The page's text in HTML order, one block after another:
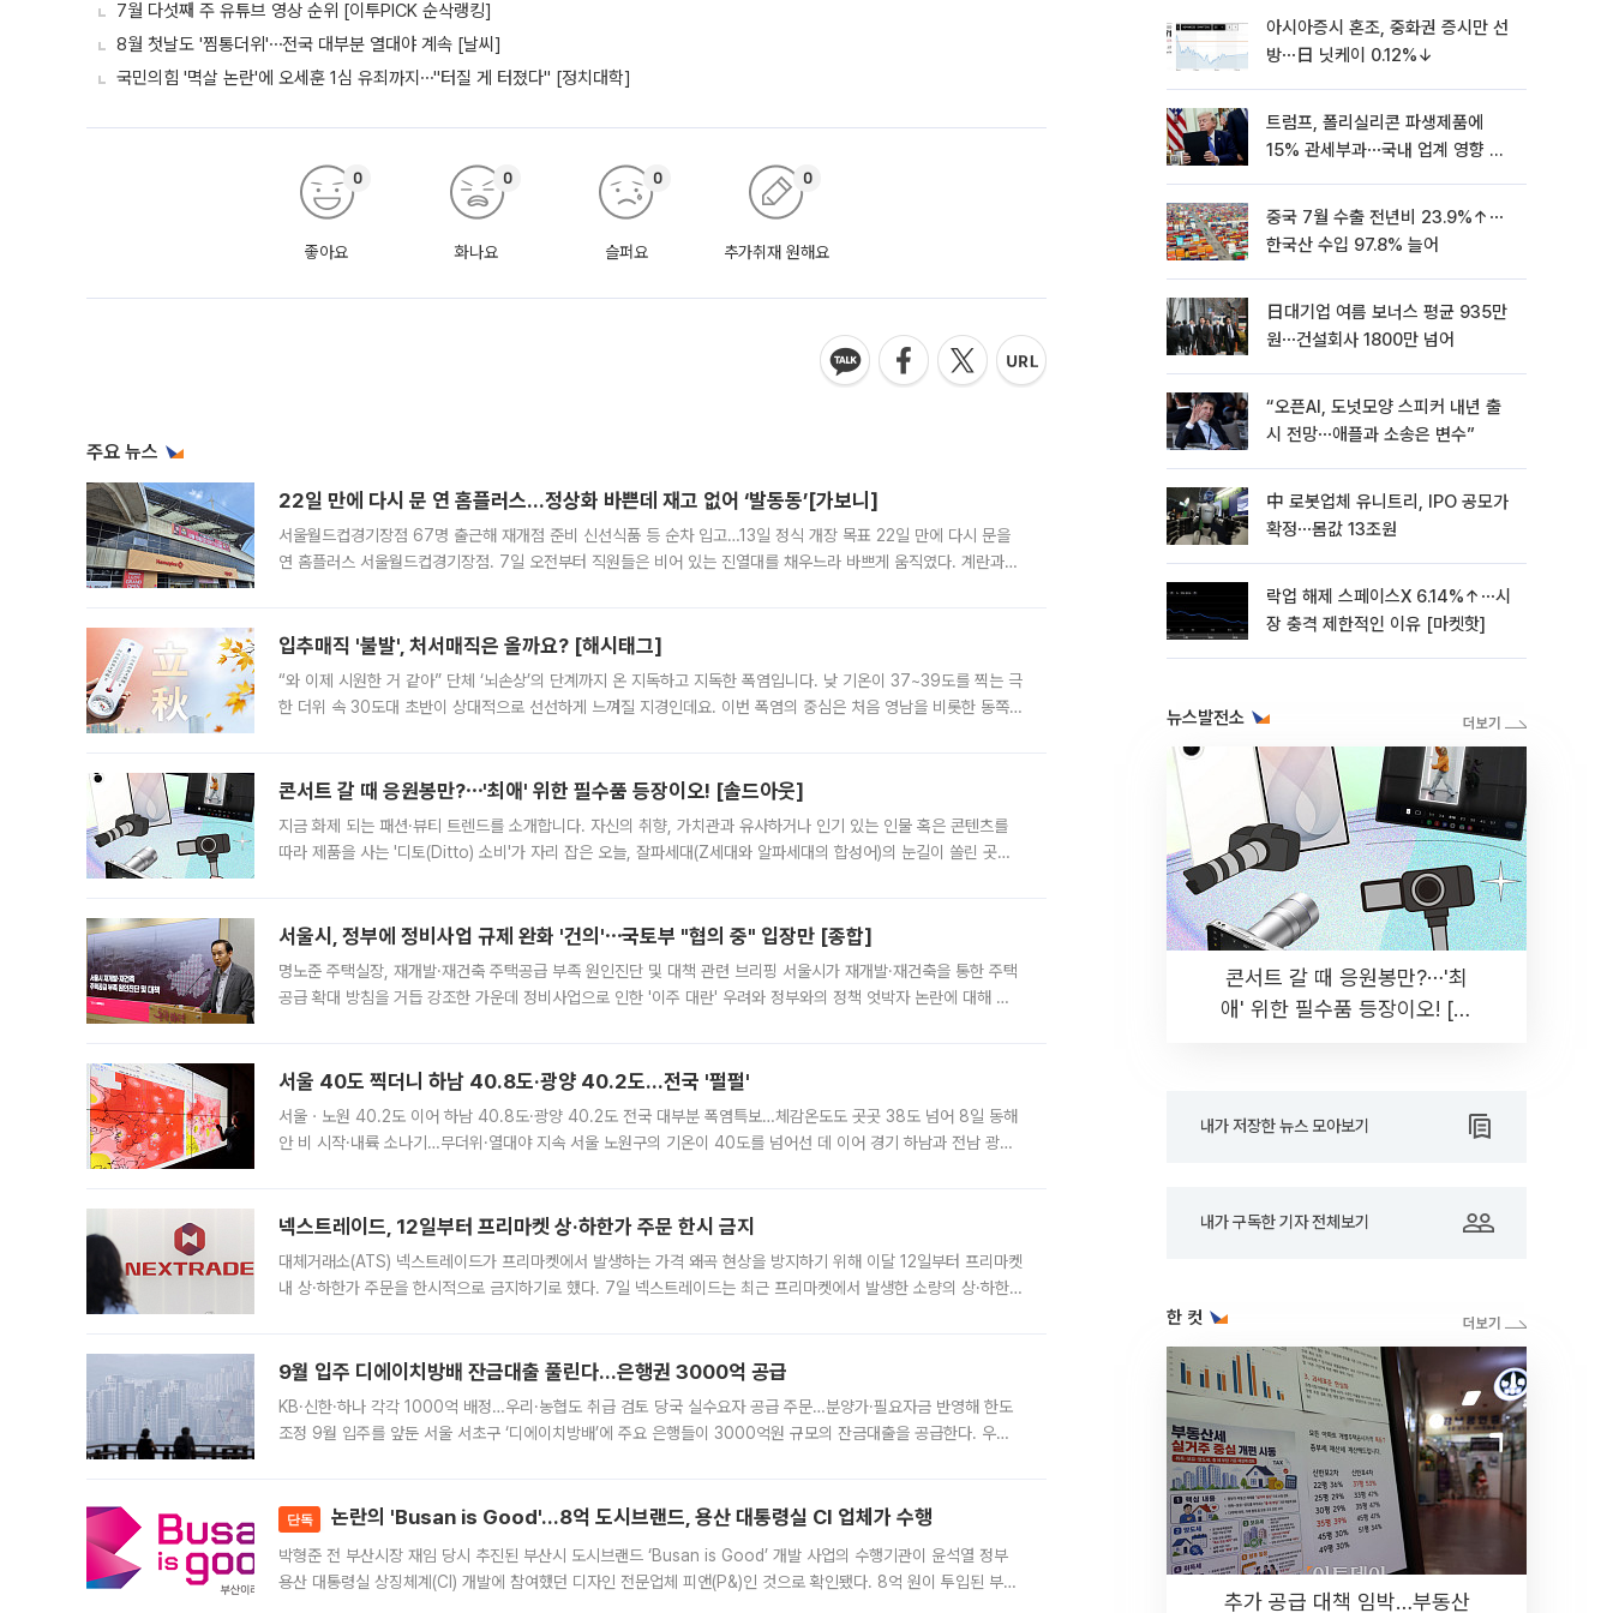
7월 다섯째 주 유튜브 영상 순위 [이투PICK 순삭랭킹]
8월 첫날도 '찜통더위'⋯전국 대부분 열대야 계속 [날씨]
국민의힘 '멱살 논란'에 오세훈 1심 유죄까지⋯"터질 게 터졌다" [정치대학]
좋아요
0
화나요
0
슬퍼요
0
추가취재 원해요
0
주요 뉴스
22일 만에 다시 문 연 홈플러스…정상화 바쁜데 재고 없어 ‘발동동’[가보니]
서울월드컵경기장점 67명 출근해 재개점 준비 신선식품 등 순차 입고…13일 정식 개장 목표 22일 만에 다시 문을
연 홈플러스 서울월드컵경기장점. 7일 오전부터 직원들은 비어 있는 진열대를 채우느라 바쁘게 움직였다. 계란과
입추매직 '불발', 처서매직은 올까요? [해시태그]
“와 이제 시원한 거 같아” 단체 ‘뇌손상’의 단계까지 온 지독하고 지독한 폭염입니다. 낮 기온이 37~39도를 찍는 극
한 더위 속 30도대 초반이 상대적으로 선선하게 느껴질 지경인데요. 이번 폭염의 중심은 처음 영남을 비롯한 동쪽
콘서트 갈 때 응원봉만?⋯'최애' 위한 필수품 등장이오! [솔드아웃]
지금 화제 되는 패션·뷰티 트렌드를 소개합니다. 자신의 취향, 가치관과 유사하거나 인기 있는 인물 혹은 콘텐츠를
따라 제품을 사는 '디토(Ditto) 소비'가 자리 잡은 오늘, 잘파세대(Z세대와 알파세대의 합성어)의 눈길이 쏠린 곳은
서울시, 정부에 정비사업 규제 완화 '건의'⋯국토부 "협의 중" 입장만 [종합]
명노준 주택실장, 재개발·재건축 주택공급 부족 원인진단 및 대책 관련 브리핑 서울시가 재개발·재건축을 통한 주택
공급 확대 방침을 거듭 강조한 가운데 정비사업으로 인한 '이주 대란' 우려와 정부와의 정책 엇박자 논란에 대해 정
서울 40도 찍더니 하남 40.8도·광양 40.2도…전국 '펄펄'
서울ㆍ노원 40.2도 이어 하남 40.8도·광양 40.2도 전국 대부분 폭염특보…체감온도도 곳곳 38도 넘어 8일 동해
안 비 시작·내륙 소나기…무더위·열대야 지속 서울 노원구의 기온이 40도를 넘어선 데 이어 경기 하남과 전남 광양
넥스트레이드, 12일부터 프리마켓 상·하한가 주문 한시 금지
대체거래소(ATS) 넥스트레이드가 프리마켓에서 발생하는 가격 왜곡 현상을 방지하기 위해 이달 12일부터 프리마켓
내 상·하한가 주문을 한시적으로 금지하기로 했다. 7일 넥스트레이드는 최근 프리마켓에서 발생한 소량의 상·하한
9월 입주 디에이치방배 잔금대출 풀린다…은행권 3000억 공급
KB·신한·하나 각각 1000억 배정…우리·농협도 취급 검토 당국 실수요자 공급 주문…분양가·필요자금 반영해 한도
조정 9월 입주를 앞둔 서울 서초구 ‘디에이치방배’에 주요 은행들이 3000억원 규모의 잔금대출을 공급한다. 우리
단독 논란의 'Busan is Good'…8억 도시브랜드, 용산 대통령실 CI 업체가 수행
박형준 전 부산시장 재임 당시 추진된 부산시 도시브랜드 ‘Busan is Good’ 개발 사업의 수행기관이 윤석열 정부
용산 대통령실 상징체계(CI) 개발에 참여했던 디자인 전문업체 피앤(P&)인 것으로 확인됐다. 8억 원이 투입된 부산
아시아증시 혼조, 중화권 증시만 선
방⋯日 닛케이 0.12%↓
트럼프, 폴리실리콘 파생제품에
15% 관세부과⋯국내 업계 영향 촉
중국 7월 수출 전년비 23.9%↑⋯
한국산 수입 97.8% 늘어
日대기업 여름 보너스 평균 935만
원⋯건설회사 1800만 넘어
“오픈AI, 도넛모양 스피커 내년 출
시 전망⋯애플과 소송은 변수”
中 로봇업체 유니트리, IPO 공모가
확정⋯몸값 13조원
락업 해제 스페이스X 6.14%↑⋯시
장 충격 제한적인 이유 [마켓핫]
뉴스발전소
콘서트 갈 때 응원봉만?⋯'최
애' 위한 필수품 등장이오! [솔
내가 저장한 뉴스 모아보기
내가 구독한 기자 전체보기
한 컷
추가 공급 대책 임박…부동산